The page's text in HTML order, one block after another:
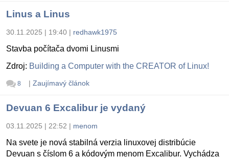
Linus a Linus
30.11.2025 | 19:40 | redhawk1975
Stavba počítača dvomi Linusmi
Zdroj: Building a Computer with the CREATOR of Linux!
8 | Zaujímavý článok
Devuan 6 Excalibur je vydaný
03.11.2025 | 22:52 | menom
Na svete je nová stabilná verzia linuxovej distribúcie
Devuan s číslom 6 a kódovým menom Excalibur. Vychádza